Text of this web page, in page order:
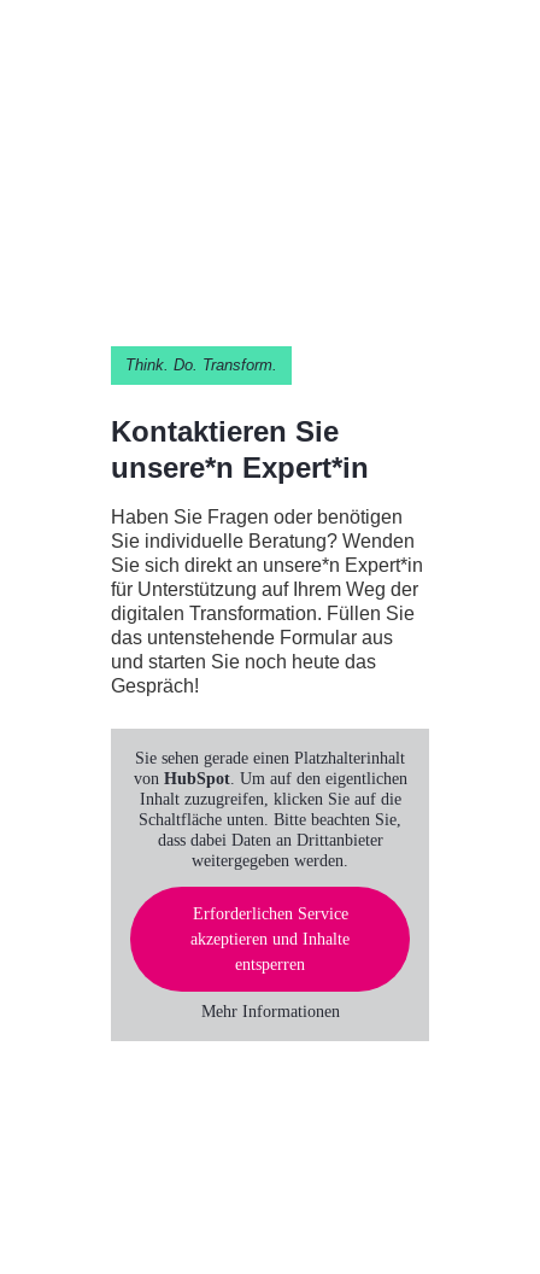
Think. Do. Transform.
Kontaktieren Sie
unsere*n Expert*in
Haben Sie Fragen oder benötigen
Sie individuelle Beratung? Wenden
Sie sich direkt an unsere*n Expert*in
für Unterstützung auf Ihrem Weg der
digitalen Transformation. Füllen Sie
das untenstehende Formular aus
und starten Sie noch heute das
Gespräch!
Sie sehen gerade einen Platzhalterinhalt
von HubSpot. Um auf den eigentlichen
Inhalt zuzugreifen, klicken Sie auf die
Schaltfläche unten. Bitte beachten Sie,
dass dabei Daten an Drittanbieter
weitergegeben werden.
Erforderlichen Service
akzeptieren und Inhalte
entsperren
Mehr Informationen